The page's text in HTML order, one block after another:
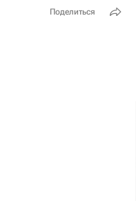
Поделиться